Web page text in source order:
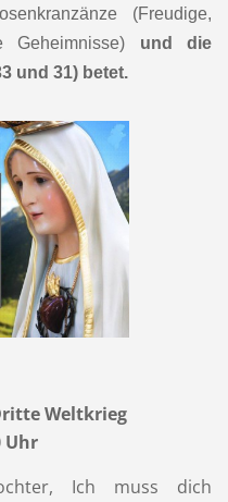
(Freudige,
Geheimnisse) und die
und 31) betet.
Weltkrieg
Uhr
Ich muss dich